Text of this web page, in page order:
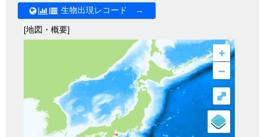
生物出現レコード →
[地図・概要]
+
–
⤢